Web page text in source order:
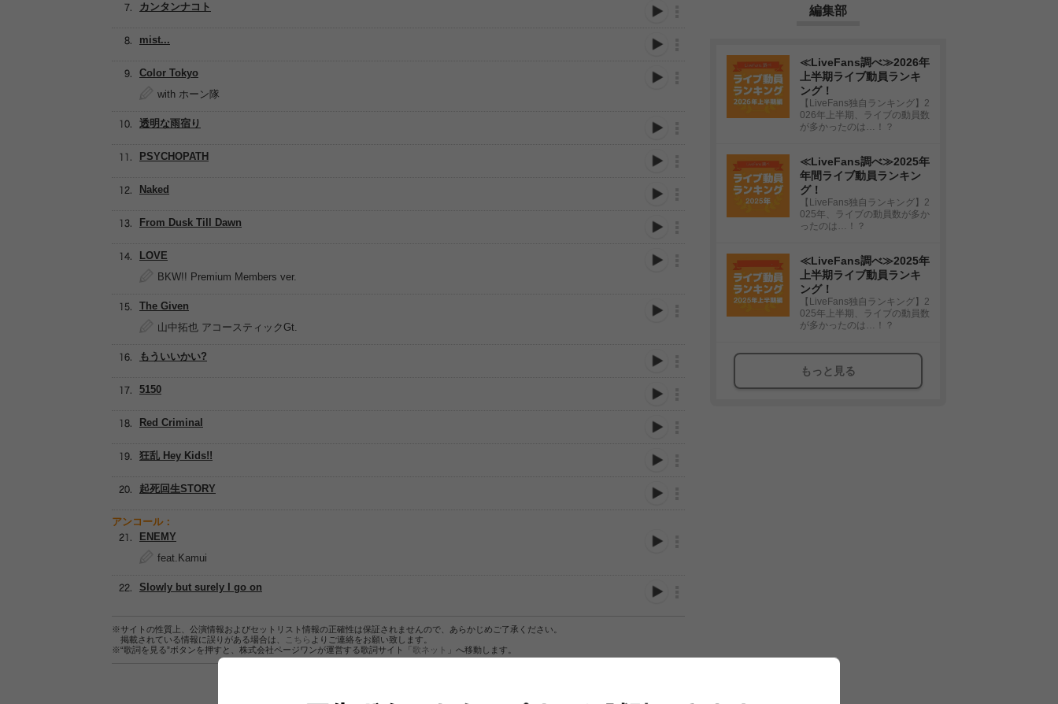
mist...
透明な雨宿り
カンタンナコト
Color Tokyo
with ホーン隊
PSYCHOPATH
Naked
From Dusk Till Dawn
LOVE
BKW!! Premium Members ver.
The Given
山中拓也 アコースティックGt.
もういいかい?
5150
Red Criminal
狂乱 Hey Kids!!
起死回生STORY
アンコール：
ENEMY
feat.Kamui
Slowly but surely I go on
※サイトの性質上、公演情報およびセットリスト情報の正確性は保証されませんので、あらかじめご了承ください。
掲載されている情報に誤りがある場合は、
こちら よりご連絡をお願い致します。
※“歌詞を見る”ボタンを押すと、株式会社ページワンが運営する歌詞サイト「歌ネット 」へ移動します。
編集部
≪LiveFans調べ≫2026年
上半期ライブ動員ランキ
ング！
【LiveFans独自ランキング】2
026年上半期、ライブの動員数
が多かったのは…！？
≪LiveFans調べ≫2025年
年間ライブ動員ランキン
グ！
【LiveFans独自ランキング】2
025年、ライブの動員数が多か
ったのは…！？
≪LiveFans調べ≫2025年
上半期ライブ動員ランキ
ング！
【LiveFans独自ランキング】2
025年上半期、ライブの動員数
が多かったのは…！？
もっと見る